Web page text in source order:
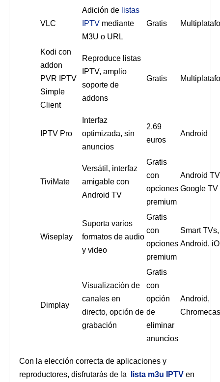
VLC
Adición de listas
IPTV mediante
M3U o URL
Gratis
Kodi con
addon
PVR IPTV
Simple
Client
Reproduce listas
IPTV, amplio
soporte de
addons
Gratis
IPTV Pro
Interfaz
optimizada, sin
anuncios
2,69
euros
Android
TiviMate
Versátil, interfaz
amigable con
Android TV
Gratis
con
opciones
premium
Android
Google TV
Wiseplay
Suporta varios
formatos de audio
y video
Gratis
con
opciones
premium
Smart TVs,
Android,
Dimplay
Visualización de
canales en
directo, opción de
grabación
Gratis
con
opción
de
eliminar
anuncios
Android,
Con la elección correcta de aplicaciones y
reproductores, disfrutarás de la
lista m3u IPTV en